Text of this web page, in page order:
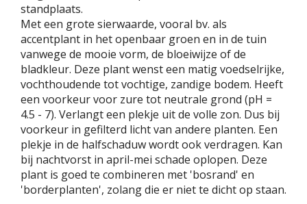
standplaats.
Met een grote sierwaarde, vooral bv. als
accentplant in het openbaar groen en in de tuin
vanwege de mooie vorm, de bloeiwijze of de
bladkleur. Deze plant wenst een matig voedselrijke,
vochthoudende tot vochtige, zandige bodem. Heeft
een voorkeur voor zure tot neutrale grond (pH =
4.5 - 7). Verlangt een plekje uit de volle zon. Dus bij
voorkeur in gefilterd licht van andere planten. Een
plekje in de halfschaduw wordt ook verdragen. Kan
bij nachtvorst in april-mei schade oplopen. Deze
plant is goed te combineren met 'bosrand' en
'borderplanten', zolang die er niet te dicht op staan.